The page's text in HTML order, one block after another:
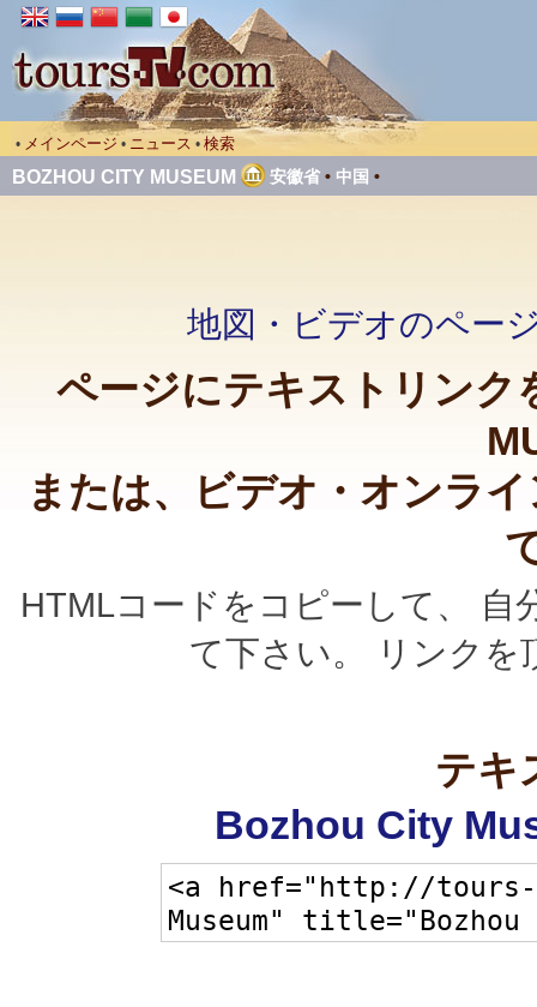
• メインページ • ニュース • 検索
BOZHOU CITY MUSEUM 安徽省 • 中国 •
地図・ビデオのペー
ページにテキストリンク
または、ビデオ・オンラ
HTMLコードをコピーして、
て下さい。 リンクを
テキ
Bozhou City